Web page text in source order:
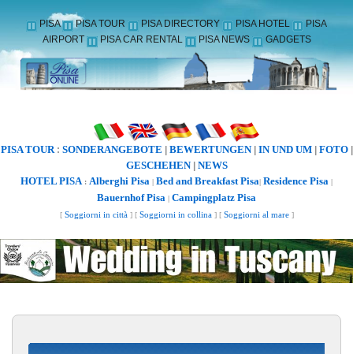
PISA PISA TOUR PISA DIRECTORY PISA HOTEL
PISA
AIRPORT
PISA CAR RENTAL PISA NEWS GADGETS
PISA TOUR: SONDERANGEBOTE BEWERTUNGEN| IN UND UM| FOTO|
GESCHEHEN| NEWS
HOTEL PISA: Alberghi Pisa | Bed and Breakfast Pisa| Residence Pisa |
Bauernhof Pisa | Campingplatz Pisa
[ Soggiorni in città] [ Soggiorni in collina] [ Soggiorni al mare]